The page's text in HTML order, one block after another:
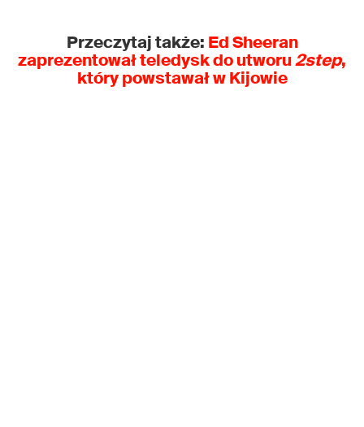
Przeczytaj także: Ed Sheeran
zaprezentował teledysk do utworu2step,
który powstawał w Kijowie